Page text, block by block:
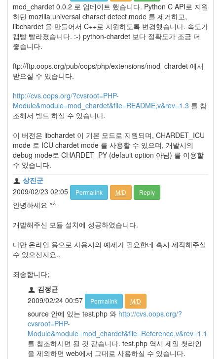
mod_chardet 0.0.2 로 업데이트 했습니다. Python C API로 지원
하던 mozilla universal charset detect mode 를 제거하고,
libchardet 을 만들어서 C++로 지원하도록 변경했습니다. 속도가
캡빵 빨라졌습니다. :-) python-chardet 보다 정확도가 조금 더
좋습니다.
ftp://ftp.oops.org/pub/oops/php/extensions/mod_chardet 에서
받으실 수 있습니다.
http://cvs.oops.org/?cvsroot=PHP-
Module&module=mod_chardet&file=README,v&rev=1.3 를 참
조해서 빌드 하실 수 있습니다.
이 버전은 libchardet 이 기본 모드로 지원되며, CHARDET_ICU
mode 로 ICU chardet mode 를 사용할 수 있으며, 개발시의
debug mode로 CHARDET_PY (default option 아님) 를 이용할
수 있습니다.
상진군
2009/02/23 02:05
Permalink M/D Reply
안녕하세요 ^^
개발해주신 모듈 설치에 성공하였습니다.
다만 온라인 용으로 사용시의 예제가 필요한데 혹시 제작해주실
수 있으신지요..
죄송합니다;
김정균
2009/02/24 00:57
Permalink M/D
source 안에 있는 test.php 와 http://cvs.oops.org/?
cvsroot=PHP-
Module&module=mod_chardet&file=Reference,v&rev=1.1
를 참조하시면 될 것 같습니다. test.php 역시 제일 첫라인
을 제외하면 web에서 그대로 사용하실 수 있습니다.